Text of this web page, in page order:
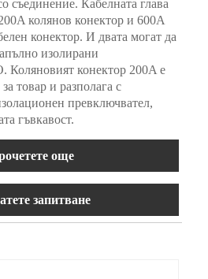
съединение. Кабелната глава
колянов конектор и 600A
конектор. И двата могат да
изолирани
Коляновият конектор 200A е
товар и разполага с
превключвател,
гъвкавост.
още
запитване